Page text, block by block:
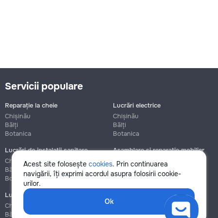
Acest site folosește cookies. Prin continuarea
navigării, îți exprimi acordul asupra folosirii cookie-
urilor.
Ok
Servicii populare
Reparație la cheie
Chișinău
Bălți
Botanica
Lucrări electrice
Chișinău
Bălți
Botanica
Lucrări de instalații sanitare
Chișinău
Bălți
Botanica
Asamblare și reparație mobilier
Chișinău
Botanica
Lucrări de construcție și instalare
Chișinău
Bălți